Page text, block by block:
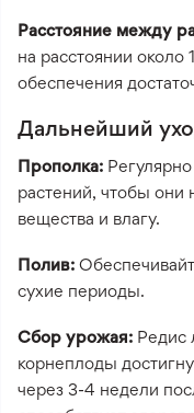
Расстояние между
на расстоянии около
обеспечения
Дальнейший
Прополка:
растений, чтобы они
вещества и влагу.
Полив:
сухие периоды.
Сбор урожая: Редис
корнеплоды
через 3-4 недели